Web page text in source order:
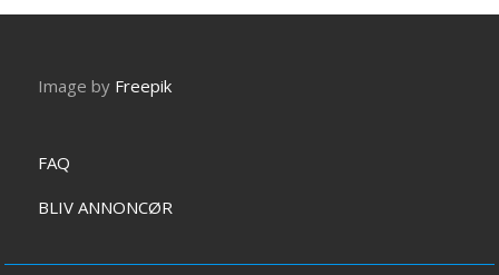
Image by Freepik
FAQ
BLIV ANNONCØR